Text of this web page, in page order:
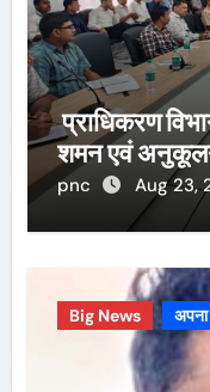
प्राधिकरण
शमन एवं
pnc Aug 23,
Big News